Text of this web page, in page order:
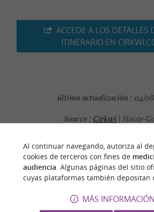
ACCEDE A LOS DETALLES
ITINERARIO EN
última actualización : 04/
Source : Cirkwi | Haute-
PARA DESCUBRIR
Al continuar navegando, autoriza al
cookies de terceros con fines de
audiencia. Algunas páginas del sitio
cuyas plataformas también depositan
MÁS INFORMACIÓN